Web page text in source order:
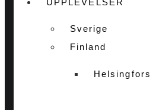
UPPLEVELSER
Sverige
Finland
Helsingfors